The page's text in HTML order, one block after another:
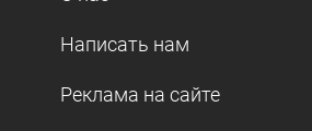
Написать нам
Реклама на сайте